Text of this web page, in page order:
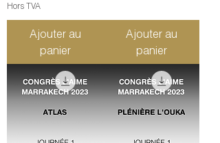
Hors TVA
Ajouter au
panier
Ajouter au
panier